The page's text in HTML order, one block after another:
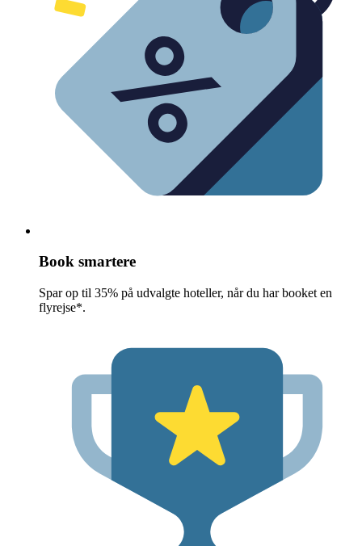
Book smartere
Spar op til 35% på udvalgte hoteller, når du har booket en
flyrejse*.